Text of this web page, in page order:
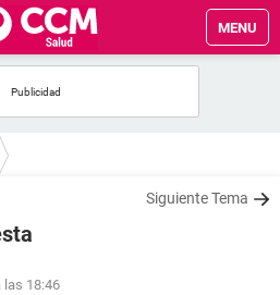
MENU
Siguiente Tema
las 18:46